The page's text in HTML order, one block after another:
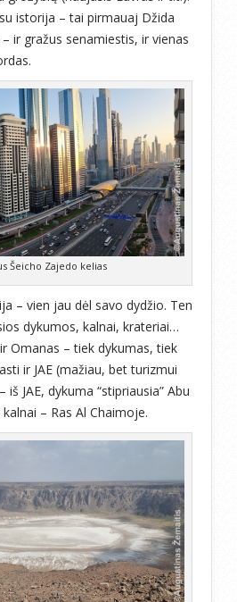
istorija – tai pirmauaj Džida
ir gražus senamiestis, ir vienas
Šeicho Zajedo kelias
– vien jau dėl savo dydžio. Ten
dykumos, kalnai, krateriai…
Omanas – tiek dykumas, tiek
ir JAE (mažiau, bet turizmui
JAE, dykuma “stipriausia” Abu
– Ras Al Chaimoje.